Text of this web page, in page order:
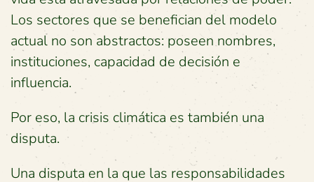
Los sectores que se benefician del modelo
actual no son abstractos: poseen nombres,
instituciones, capacidad de decisión e
influencia.
Por eso, la crisis climática es también una
disputa.
Una disputa en la que las responsabilidades